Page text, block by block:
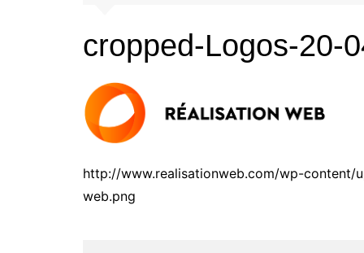
cropped-Logos-20-
http://www.realisationweb.com/wp-
web.png